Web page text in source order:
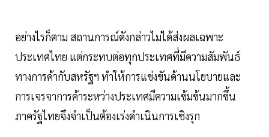
อย่างไรก็ตาม สถานการณ์ดังกล่าวไม่ได้ส่งผลเฉพาะ
ประเทศไทย แต่กระทบต่อทุกประเทศที่มีความสัมพันธ์
ทางการค้ากับสหรัฐฯ ทำให้การแข่งขันด้านนโยบายและ
การเจรจาการค้าระหว่างประเทศมีความเข้มข้นมากขึ้น
ภาครัฐไทยจึงจำเป็นต้องเร่งดำเนินการเชิงรุก